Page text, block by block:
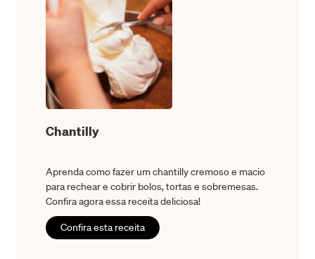
Chantilly
Aprenda como fazer um chantilly cremoso e macio
para rechear e cobrir bolos, tortas e sobremesas.
Confira agora essa receita deliciosa!
Confira esta receita